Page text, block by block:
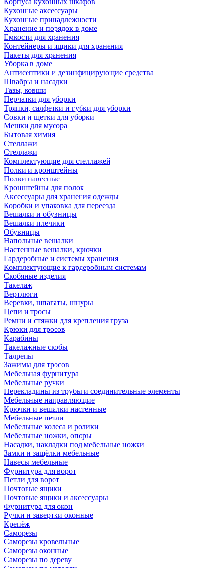
Корпуса кухонных шкафов
Кухонные аксессуары
Кухонные принадлежности
Хранение и порядок в доме
Емкости для хранения
Контейнеры и ящики для хранения
Пакеты для хранения
Уборка в доме
Антисептики и дезинфицирующие средства
Швабры и насадки
Тазы, ковши
Перчатки для уборки
Тряпки, салфетки и губки для уборки
Совки и щетки для уборки
Мешки для мусора
Бытовая химия
Стеллажи
Стеллажи
Комплектующие для стеллажей
Полки и кронштейны
Полки навесные
Кронштейны для полок
Аксессуары для хранения одежды
Коробки и упаковка для переезда
Вешалки и обувницы
Вешалки плечики
Обувницы
Напольные вешалки
Настенные вешалки, крючки
Гардеробные и системы хранения
Комплектующие к гардеробным системам
Скобяные изделия
Такелаж
Вертлюги
Веревки, шпагаты, шнуры
Цепи и тросы
Ремни и стяжки для крепления груза
Крюки для тросов
Карабины
Такелажные скобы
Талрепы
Зажимы для тросов
Мебельная фурнитура
Мебельные ручки
Перекладины из трубы и соединительные элементы
Мебельные направляющие
Крючки и вешалки настенные
Мебельные петли
Мебельные колеса и ролики
Мебельные ножки, опоры
Насадки, накладки под мебельные ножки
Замки и защёлки мебельные
Навесы мебельные
Фурнитура для ворот
Петли для ворот
Почтовые ящики
Почтовые ящики и аксессуары
Фурнитура для окон
Ручки и завертки оконные
Крепёж
Саморезы
Саморезы кровельные
Саморезы оконные
Саморезы по дереву